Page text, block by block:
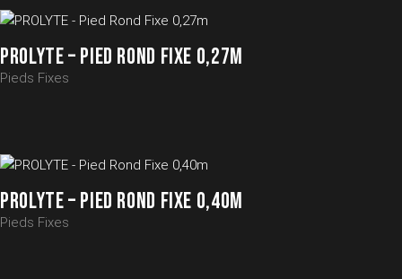
PROLYTE – PIED ROND FIXE 0,27M
Pieds Fixes
PROLYTE – PIED ROND FIXE 0,40M
Pieds Fixes